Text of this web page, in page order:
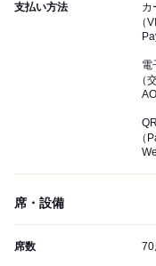
支払い方法
カ
（
電
（
（
席・設備
席数 70